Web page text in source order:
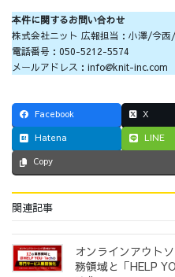
本件に関するお問い合わせ
株式会社ニット 広報担当：小澤/今西
電話番号：050-5212-5574
メールアドレス：info@knit-inc.com
Facebook X
Hatena
LINE
Copy
関連記事
オンラインアウト
務領域と「HELP